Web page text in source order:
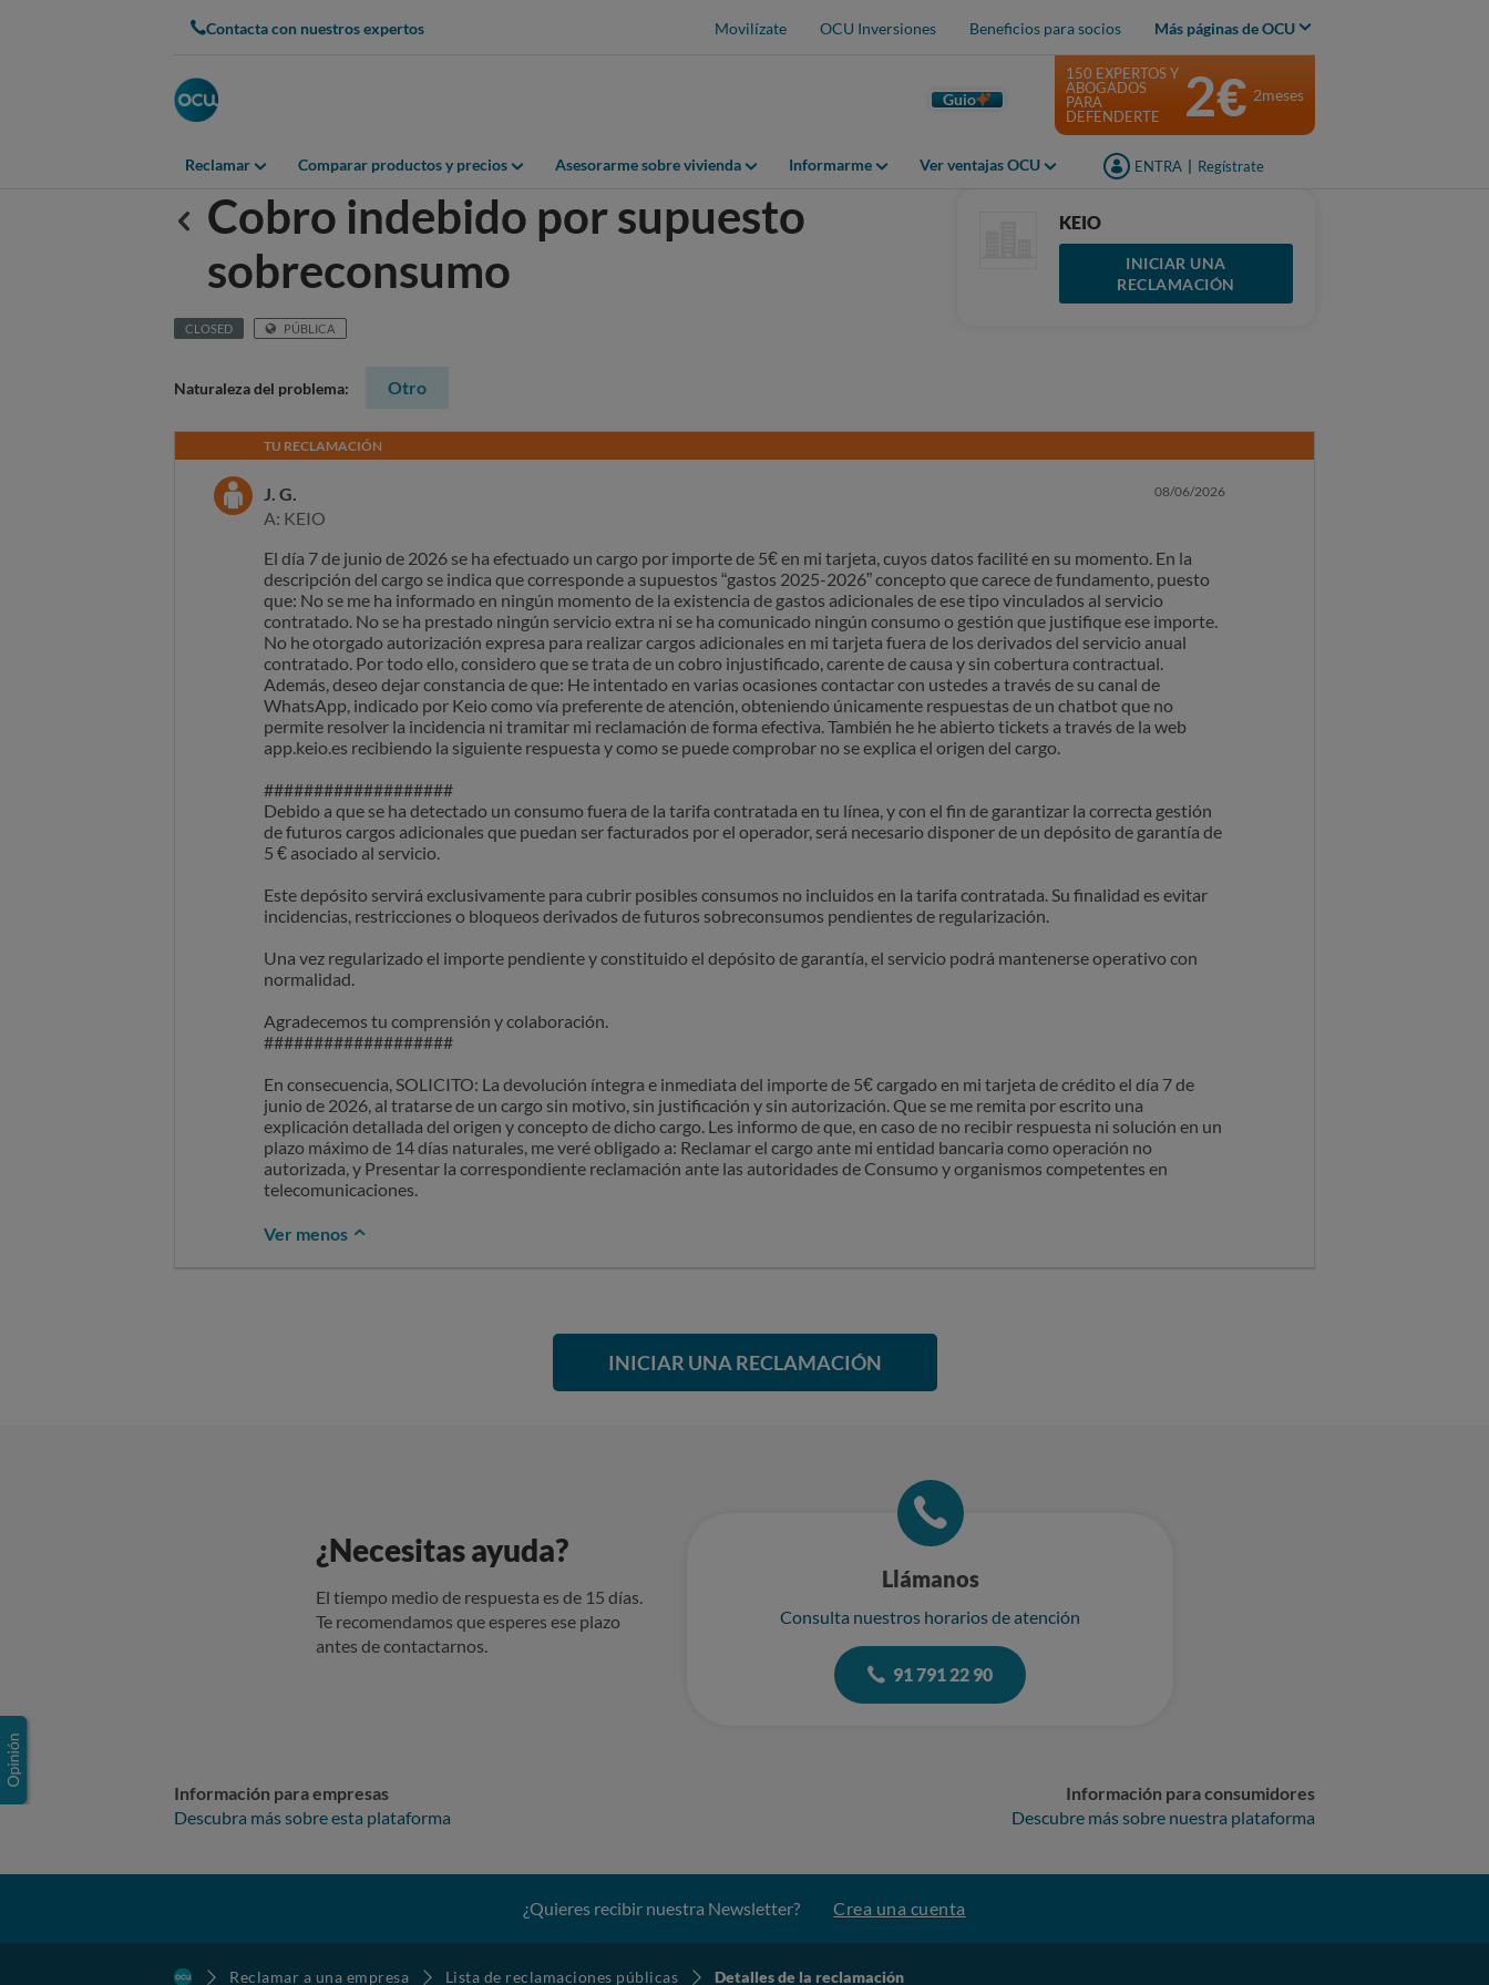
Contacta con nuestros expertos Movilízate OCU Inversiones Beneficios para socios Más páginas de OCU
Guio
Reclamar Comparar productos y precios Asesorarme sobre vivienda Informarme Ver ventajas OCU ENTRA Regístrate
150 EXPERTOS Y
ABOGADOS
PARA
DEFENDERTE
2€ 2meses
Anterior
Cobro indebido por supuesto
sobreconsumo
CLOSED PÚBLICA
KEIO
INICIAR UNA
RECLAMACIÓN
Naturaleza del problema: Otro
TU RECLAMACIÓN
J. G.
A: KEIO
08/06/2026
El día 7 de junio de 2026 se ha efectuado un cargo por importe de 5€ en mi tarjeta, cuyos datos facilité en su momento. En la
descripción del cargo se indica que corresponde a supuestos “gastos 2025-2026” concepto que carece de fundamento, puesto
que: No se me ha informado en ningún momento de la existencia de gastos adicionales de ese tipo vinculados al servicio
contratado. No se ha prestado ningún servicio extra ni se ha comunicado ningún consumo o gestión que justifique ese importe.
No he otorgado autorización expresa para realizar cargos adicionales en mi tarjeta fuera de los derivados del servicio anual
contratado. Por todo ello, considero que se trata de un cobro injustificado, carente de causa y sin cobertura contractual.
Además, deseo dejar constancia de que: He intentado en varias ocasiones contactar con ustedes a través de su canal de
WhatsApp, indicado por Keio como vía preferente de atención, obteniendo únicamente respuestas de un chatbot que no
permite resolver la incidencia ni tramitar mi reclamación de forma efectiva. También he he abierto tickets a través de la web
app.keio.es recibiendo la siguiente respuesta y como se puede comprobar no se explica el origen del cargo.
###################
Debido a que se ha detectado un consumo fuera de la tarifa contratada en tu línea, y con el fin de garantizar la correcta gestión
de futuros cargos adicionales que puedan ser facturados por el operador, será necesario disponer de un depósito de garantía de
5 € asociado al servicio.
Este depósito servirá exclusivamente para cubrir posibles consumos no incluidos en la tarifa contratada. Su finalidad es evitar
incidencias, restricciones o bloqueos derivados de futuros sobreconsumos pendientes de regularización.
Una vez regularizado el importe pendiente y constituido el depósito de garantía, el servicio podrá mantenerse operativo con
normalidad.
Agradecemos tu comprensión y colaboración.
###################
En consecuencia, SOLICITO: La devolución íntegra e inmediata del importe de 5€ cargado en mi tarjeta de crédito el día 7 de
junio de 2026, al tratarse de un cargo sin motivo, sin justificación y sin autorización. Que se me remita por escrito una
explicación detallada del origen y concepto de dicho cargo. Les informo de que, en caso de no recibir respuesta ni solución en un
plazo máximo de 14 días naturales, me veré obligado a: Reclamar el cargo ante mi entidad bancaria como operación no
autorizada, y Presentar la correspondiente reclamación ante las autoridades de Consumo y organismos competentes en
telecomunicaciones. ​
Ver menos
INICIAR UNA RECLAMACIÓN
¿Necesitas ayuda?
El tiempo medio de respuesta es de 15 días.
Te recomendamos que esperes ese plazo
antes de contactarnos.
Llámanos
Consulta nuestros horarios de atención
91 791 22 90
Información para empresas
Descubra más sobre esta plataforma
Información para consumidores
Descubre más sobre nuestra plataforma
¿Quieres recibir nuestra Newsletter? Crea una cuenta
Reclamar a una empresa Lista de reclamaciones públicas Detalles de la reclamación